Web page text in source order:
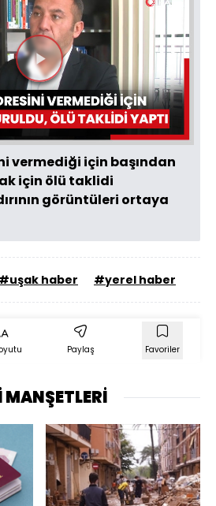
Videoyu
Oynat
vermediği için başından
için ölü taklidi
görüntüleri ortaya
#uşak haber #yerel haber
Paylaş Favoriler
MANŞETLERİ